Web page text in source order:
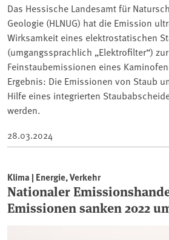
Das Hessische Landesamt für
Geologie (HLNUG) hat die Emission
Wirksamkeit eines elektrostatischen
(umgangssprachlich „Elektrofilter“)
Feinstaubemissionen eines
Ergebnis: Die Emissionen von Staub
Hilfe eines integrierten
werden.
28.03.2024
Klima | Energie, Verkehr
Nationaler
Emissionen sanken 2022